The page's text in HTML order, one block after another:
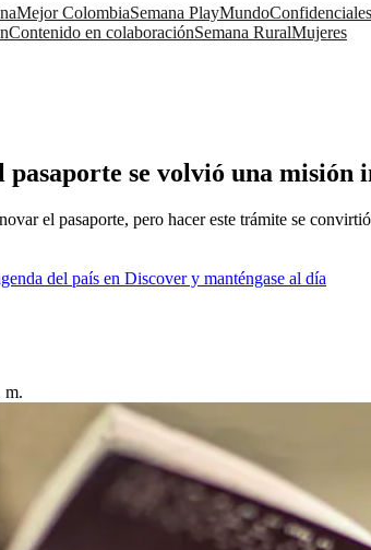
Mejor ColombiaSemana PlayMundoConfidenciales
Contenido en colaboraciónSemana RuralMujeres
se volvió una misión
el pasaporte, pero hacer este trámite se
del país en Discover y manténgase al día
m.